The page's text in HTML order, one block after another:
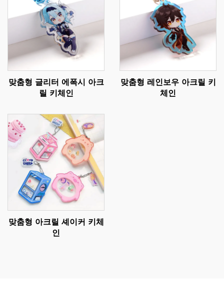
맞춤형 글리터 에폭시 아크
릴 키체인
맞춤형 레인보우 아크릴 키
체인
맞춤형 아크릴 셰이커 키체
인